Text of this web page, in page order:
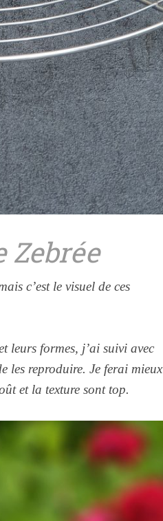
Zebrée
c’est le visuel de ces
leurs formes, j’ai suivi avec
les reproduire. Je ferai mieux
et la texture sont top.